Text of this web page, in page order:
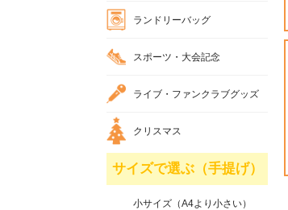
ランドリーバッグ
スポーツ・大会記念
ライブ・ファンクラブグッズ
クリスマス
サイズで選ぶ（手提げ）
小サイズ（A4より小さい）